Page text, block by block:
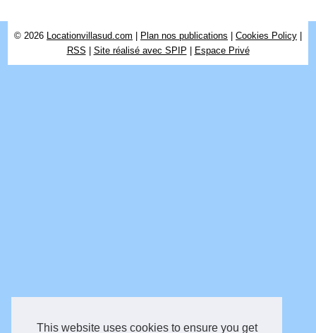
This website uses cookies to ensure you get
© 2026 Locationvillasud.com Plan nos publications Cookies Policy
RSS
Site réalisé avec SPIP Espace Privé